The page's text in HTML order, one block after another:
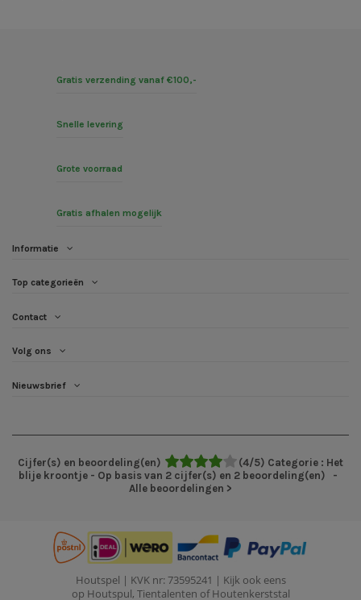
Gratis verzending vanaf €100,-
Snelle levering
Grote voorraad
Gratis afhalen mogelijk
Informatie
Top categorieën
Contact
Volg ons
Nieuwsbrief
Cijfer(s) en beoordeling(en) (4/5) Categorie : Het
blije kroontje - Op basis van 2 cijfer(s) en 2 beoordeling(en)
-
Alle beoordelingen >
Houtspel | KVK nr: 73595241 | Kijk ook eens
op Houtspul, Tientalenten ofHoutenkerststal